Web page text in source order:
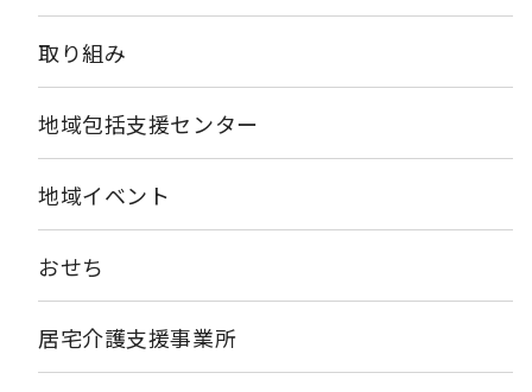
取り組み
地域包括支援センター
地域イベント
おせち
居宅介護支援事業所